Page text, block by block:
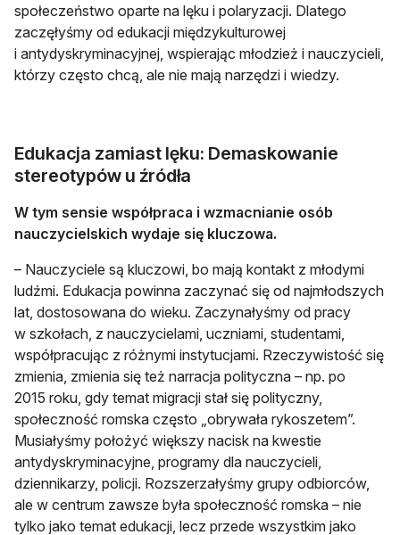
społeczeństwo oparte na lęku i polaryzacji. Dlatego
zaczęłyśmy od edukacji międzykulturowej
i antydyskryminacyjnej, wspierając młodzież i nauczycieli,
którzy często chcą, ale nie mają narzędzi i wiedzy.
Edukacja zamiast lęku: Demaskowanie
stereotypów u źródła
W tym sensie współpraca i wzmacnianie osób
nauczycielskich wydaje się kluczowa.
– Nauczyciele są kluczowi, bo mają kontakt z młodymi
ludźmi. Edukacja powinna zaczynać się od najmłodszych
lat, dostosowana do wieku. Zaczynałyśmy od pracy
w szkołach, z nauczycielami, uczniami, studentami,
współpracując z różnymi instytucjami. Rzeczywistość się
zmienia, zmienia się też narracja polityczna – np. po
2015 roku, gdy temat migracji stał się polityczny,
społeczność romska często „obrywała rykoszetem”.
Musiałyśmy położyć większy nacisk na kwestie
antydyskryminacyjne, programy dla nauczycieli,
dziennikarzy, policji. Rozszerzałyśmy grupy odbiorców,
ale w centrum zawsze była społeczność romska – nie
tylko jako temat edukacji, lecz przede wszystkim jako